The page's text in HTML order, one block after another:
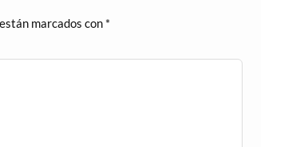
marcados con *